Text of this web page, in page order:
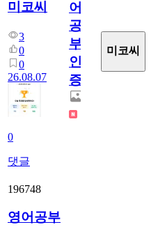
미코씨
3
0
0
26.08.07
0
댓글
어
공
부
인
증
미코씨
196748
영어공부